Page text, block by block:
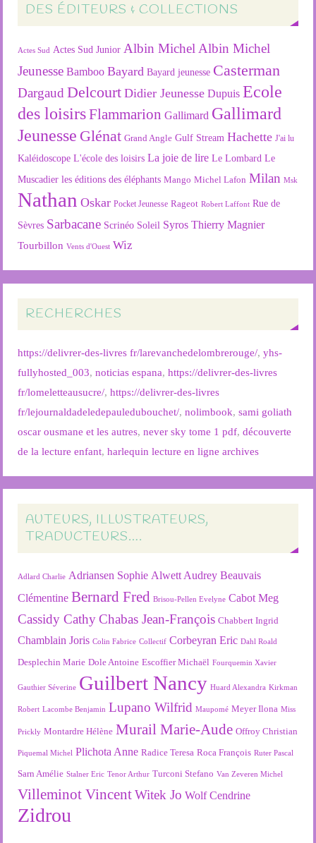
DES ÉDITEURS & COLLECTIONS
Actes Sud Actes Sud Junior Albin Michel Albin Michel
Jeunesse Bamboo Bayard Bayard jeunesse Casterman
Dargaud Delcourt Didier Jeunesse Dupuis Ecole
des loisirsFlammarion Gallimard Gallimard
Jeunesse Glénat Grand Angle Gulf Stream Hachette J'ai lu
Kaléidoscope L'école des loisirs La joie de lire Le Lombard Le
Muscadier les éditions des éléphants Mango Michel Lafon Milan Msk
Nathan Oskar Pocket Jeunesse Rageot Robert Laffont Rue de
Sèvres Sarbacane Scrinéo Soleil Syros Thierry Magnier
Tourbillon Vents d'Ouest Wiz
RECHERCHES
https://delivrer-des-livres fr/larevanchedelombrerouge/,yhs-
fullyhosted_003,noticias espana,https://delivrer-des-livres
fr/lomeletteausucre/,https://delivrer-des-livres
fr/lejournaldadeledepauledubouchet/,nolimbook,sami goliath
oscar ousmane et les autres,never sky tome 1 pdf,découverte
de la lecture enfant,harlequin lecture en ligne archives
AUTEURS, ILLUSTRATEURS,
TRADUCTEURS….
Adlard Charlie Adriansen Sophie Alwett Audrey Beauvais
Clémentine Bernard Fred Brisou-Pellen Evelyne Cabot Meg
Cassidy Cathy Chabas Jean-François Chabbert Ingrid
Chamblain Joris Colin Fabrice Collectif Corbeyran Eric Dahl Roald
Desplechin Marie Dole Antoine Escoffier Michaël Fourquemin Xavier
Gauthier Séverine Guilbert Nancy Huard Alexandra Kirkman
Robert Lacombe Benjamin Lupano Wilfrid Maupomé Meyer Ilona Miss
Prickly Montardre Hélène Murail Marie-Aude Offroy Christian
Piquemal Michel Plichota Anne Radice Teresa Roca François Ruter Pascal
Sarn Amélie Stalner Eric Tenor Arthur Turconi Stefano Van Zeveren Michel
Villeminot Vincent Witek Jo Wolf Cendrine
Zidrou